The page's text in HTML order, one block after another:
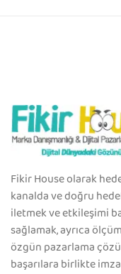
Fikir House olarak
kanalda ve doğru
iletmek ve etkileşimi
sağlamak, ayrıca
özgün pazarlama
başarılara birlikte